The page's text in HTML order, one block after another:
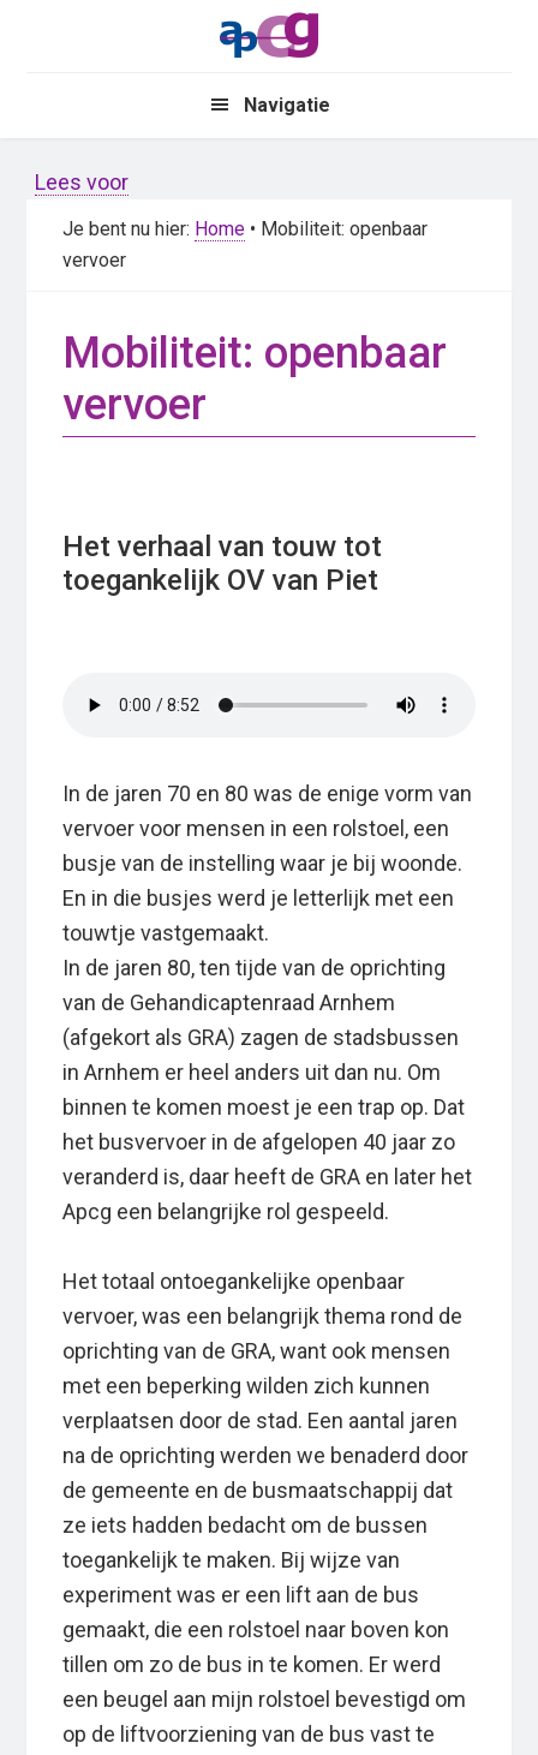
Navigatie
Lees voor
Je bent nu hier: Home • Mobiliteit: openbaar
vervoer
Mobiliteit: openbaar
vervoer
Het verhaal van touw tot
toegankelijk OV van Piet
In de jaren 70 en 80 was de enige vorm van
vervoer voor mensen in een rolstoel, een
busje van de instelling waar je bij woonde.
En in die busjes werd je letterlijk met een
touwtje vastgemaakt.
In de jaren 80, ten tijde van de oprichting
van de Gehandicaptenraad Arnhem
(afgekort als GRA) zagen de stadsbussen
in Arnhem er heel anders uit dan nu. Om
binnen te komen moest je een trap op. Dat
het busvervoer in de afgelopen 40 jaar zo
veranderd is, daar heeft de GRA en later het
Apcg een belangrijke rol gespeeld.
Het totaal ontoegankelijke openbaar
vervoer, was een belangrijk thema rond de
oprichting van de GRA, want ook mensen
met een beperking wilden zich kunnen
verplaatsen door de stad. Een aantal jaren
na de oprichting werden we benaderd door
de gemeente en de busmaatschappij dat
ze iets hadden bedacht om de bussen
toegankelijk te maken. Bij wijze van
experiment was er een lift aan de bus
gemaakt, die een rolstoel naar boven kon
tillen om zo de bus in te komen. Er werd
een beugel aan mijn rolstoel bevestigd om
op de liftvoorziening van de bus vast te